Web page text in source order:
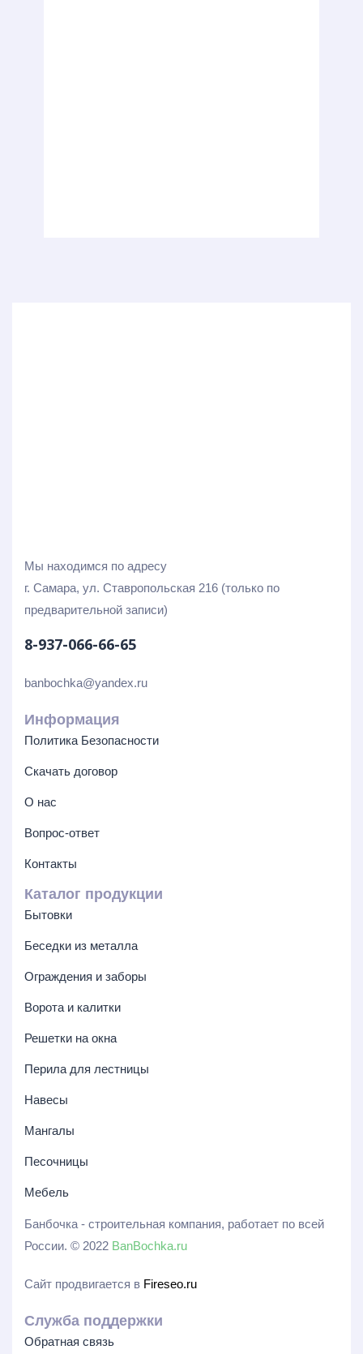
Мы находимся по адресу
г. Самара, ул. Ставропольская 216 (только по
предварительной записи)
8-937-066-66-65
banbochka@yandex.ru
Информация
Политика Безопасности
Скачать договор
О нас
Вопрос-ответ
Контакты
Каталог продукции
Бытовки
Беседки из металла
Ограждения и заборы
Ворота и калитки
Решетки на окна
Перила для лестницы
Навесы
Мангалы
Песочницы
Мебель
Банбочка - строительная компания, работает по всей
России. © 2022 BanBochka.ru
Сайт продвигается в Fireseo.ru
Служба поддержки
Обратная связь